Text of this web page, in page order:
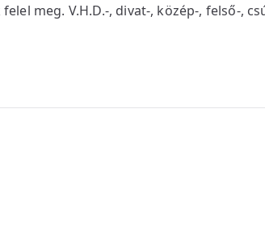
meg. V.H.D.-, divat-, közép-, felső-,